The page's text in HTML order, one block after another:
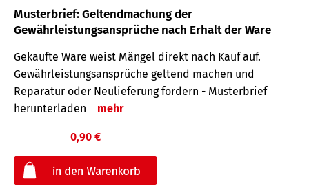
Musterbrief: Geltendmachung der
Gewährleistungsansprüche nach Erhalt der Ware
Gekaufte Ware weist Mängel direkt nach Kauf auf.
Gewährleistungsansprüche geltend machen und
Reparatur oder Neulieferung fordern - Musterbrief
herunterladen
mehr
0,90 €